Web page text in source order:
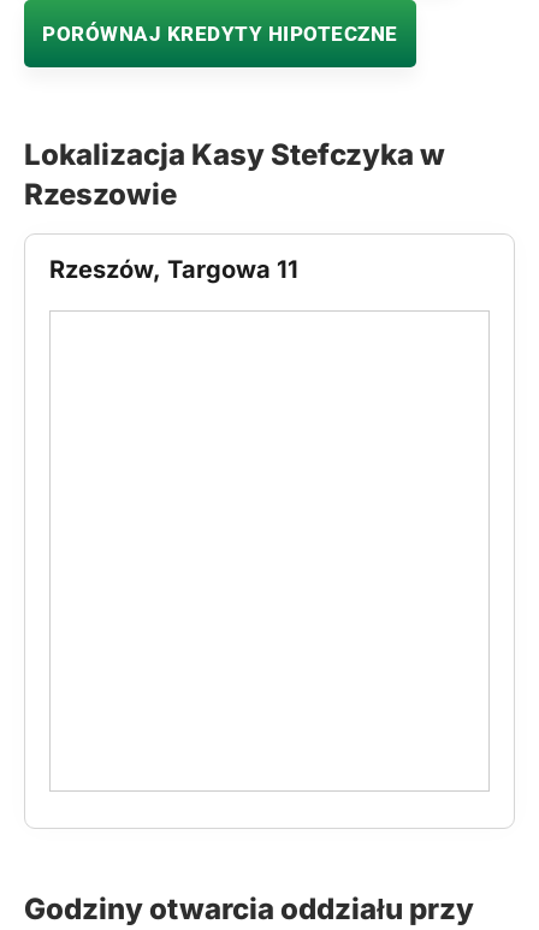
PORÓWNAJ KREDYTY HIPOTECZNE
Lokalizacja Kasy Stefczyka w
Rzeszowie
Rzeszów, Targowa 11
Godziny otwarcia oddziału przy